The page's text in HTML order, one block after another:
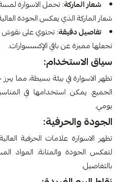
شعار الماركة: تحمل الاسوارة
شعار الماركة الذي يعكس الجودة
تفاصيل دقيقة: تحتوي على
تجعلها مميزة عن باقي الإكسسوارات.
سياق الاستخدام:
تظهر الاسوارة في بيئة بسيطة، مما
الجميع. يمكن استخدامها في
يومي.
الجودة والحرفية:
تظهر الاسوارة علامات الحرفية
لتعكس الجودة والمتانة. المواد
بالتفاصيل.